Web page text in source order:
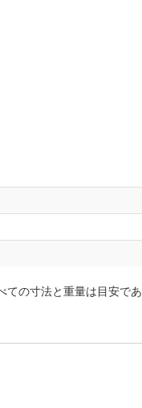
ての寸法と重量は目安であ